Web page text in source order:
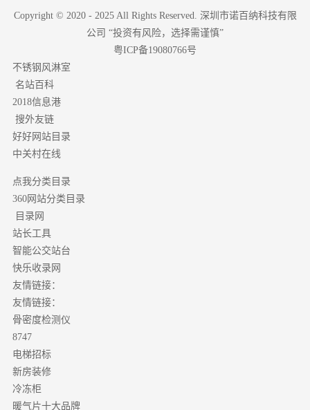
Copyright © 2020 - 2025 All Rights Reserved. 深圳市诺百纳科技有限
公司 “投资有风险，选择需谨慎”
粤ICP备19080766号
不锈钢风淋室
名站百科
2018信息港
搜外友链
好好网站目录
中关村在线
点我分类目录
360网站分类目录
目录网
站长工具
智能公交站台
快乐收录网
友情链接：
友情链接：
骨密度检测仪
8747
电梯招标
新房装修
冷冻柜
暖气片十大品牌